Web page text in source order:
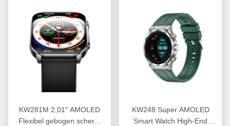
KW281M 2,01" AMOLED
Flexibel gebogen scherm
KW248 Super AMOLED
Smart Watch High-End